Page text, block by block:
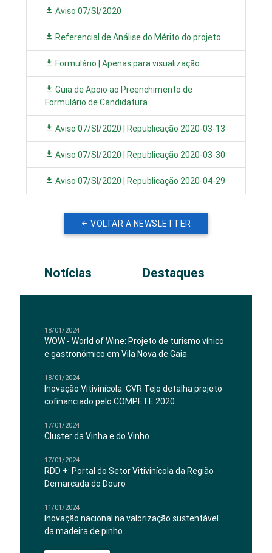
Aviso 07/SI/2020
Referencial de Análise do Mérito do projeto
Formulário | Apenas para visualização
Guia de Apoio ao Preenchimento de
Formulário de Candidatura
Aviso 07/SI/2020 | Republicação 2020-03-13
Aviso 07/SI/2020 | Republicação 2020-03-30
Aviso 07/SI/2020 | Republicação 2020-04-29
VOLTAR A NEWSLETTER
Notícias Destaques
18/01/2024
WOW - World of Wine: Projeto de turismo vínico
e gastronómico em Vila Nova de Gaia
18/01/2024
Inovação Vitivinícola: CVR Tejo detalha projeto
cofinanciado pelo COMPETE 2020
17/01/2024
Cluster da Vinha e do Vinho
17/01/2024
RDD +: Portal do Setor Vitivinícola da Região
Demarcada do Douro
11/01/2024
Inovação nacional na valorização sustentável
da madeira de pinho